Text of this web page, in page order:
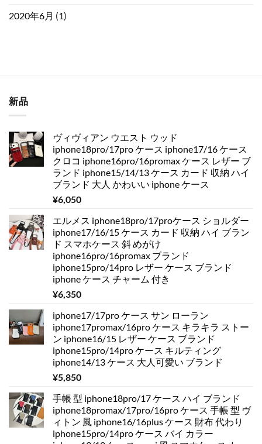
2020年6月 (1)
新品
ヴィヴィアン ウエスト ウッド
iphone18pro/17pro ケース iphone17/16 ケース
クロコ iphone16pro/16promax ケース レザー ブ
ランド iphone15/14/13 ケース カード 収納 ハイ
ブランド 大人 かわいい iphone ケース
¥6,050
エルメス iphone18pro/17proケース ショルダー
iphone17/16/15 ケース カード 収納 ハイ ブラン
ド スマホケース 斜 めがけ
iphone16pro/16promax ブランド
iphone15pro/14pro レザー ケース ブランド
iphone ケース チャーム 付き
¥6,350
iphone17/17pro ケース サン ローラン
iphone17promax/16pro ケース キラキラ ストー
ン iphone16/15 レザー ケース ブランド
iphone15pro/14pro ケース キルティング
iphone14/13 ケース 大人可愛い ブランド
¥5,850
手帳 型 iphone18pro/17 ケース ハイ ブランド
iphone18promax/17pro/16pro ケース 手帳 型 ヴ
ィトン 風 iphone16/16plus ケース 財布 代わり
iphone15pro/14pro ケース バイ カラー